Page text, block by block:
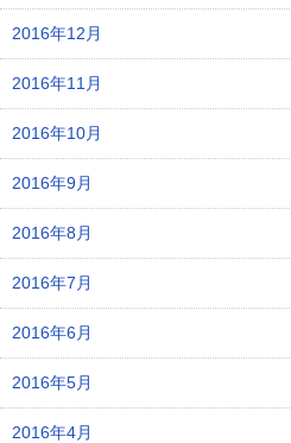
2016年12月
2016年11月
2016年10月
2016年9月
2016年8月
2016年7月
2016年6月
2016年5月
2016年4月